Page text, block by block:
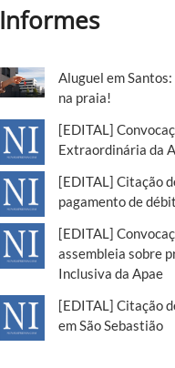
Informes
Aluguel em
na praia!
[EDITAL]
Extraordinária da
[EDITAL] Citação
pagamento de
[EDITAL]
assembleia sobre
Inclusiva da Apae
[EDITAL] Citação
em São Sebastião